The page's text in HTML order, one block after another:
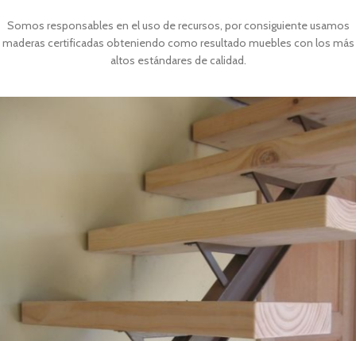
Somos responsables en el uso de recursos, por consiguiente usamos
maderas certificadas obteniendo como resultado muebles con los más
altos estándares de calidad.